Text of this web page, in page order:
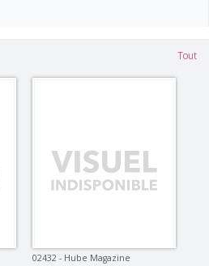
Tout
02432 - Hube Magazine